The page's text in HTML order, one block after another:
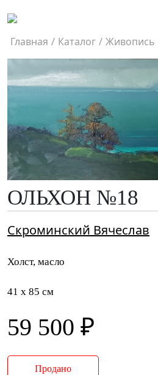
Главная / Каталог / Живопись
ОЛЬХОН №18
Скроминский Вячеслав
Холст, масло
41 x 85 см
59 500 ₽
Продано